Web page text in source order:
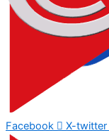
Facebook X-twitter